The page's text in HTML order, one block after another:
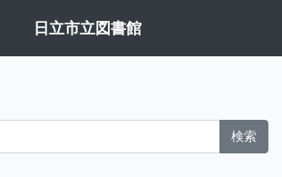
日立市立図書館
検索